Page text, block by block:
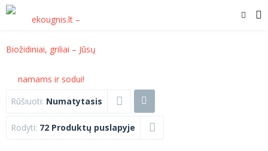
Rūšiuoti: Numatytasis
Rodyti: 72 Produktų puslapyje